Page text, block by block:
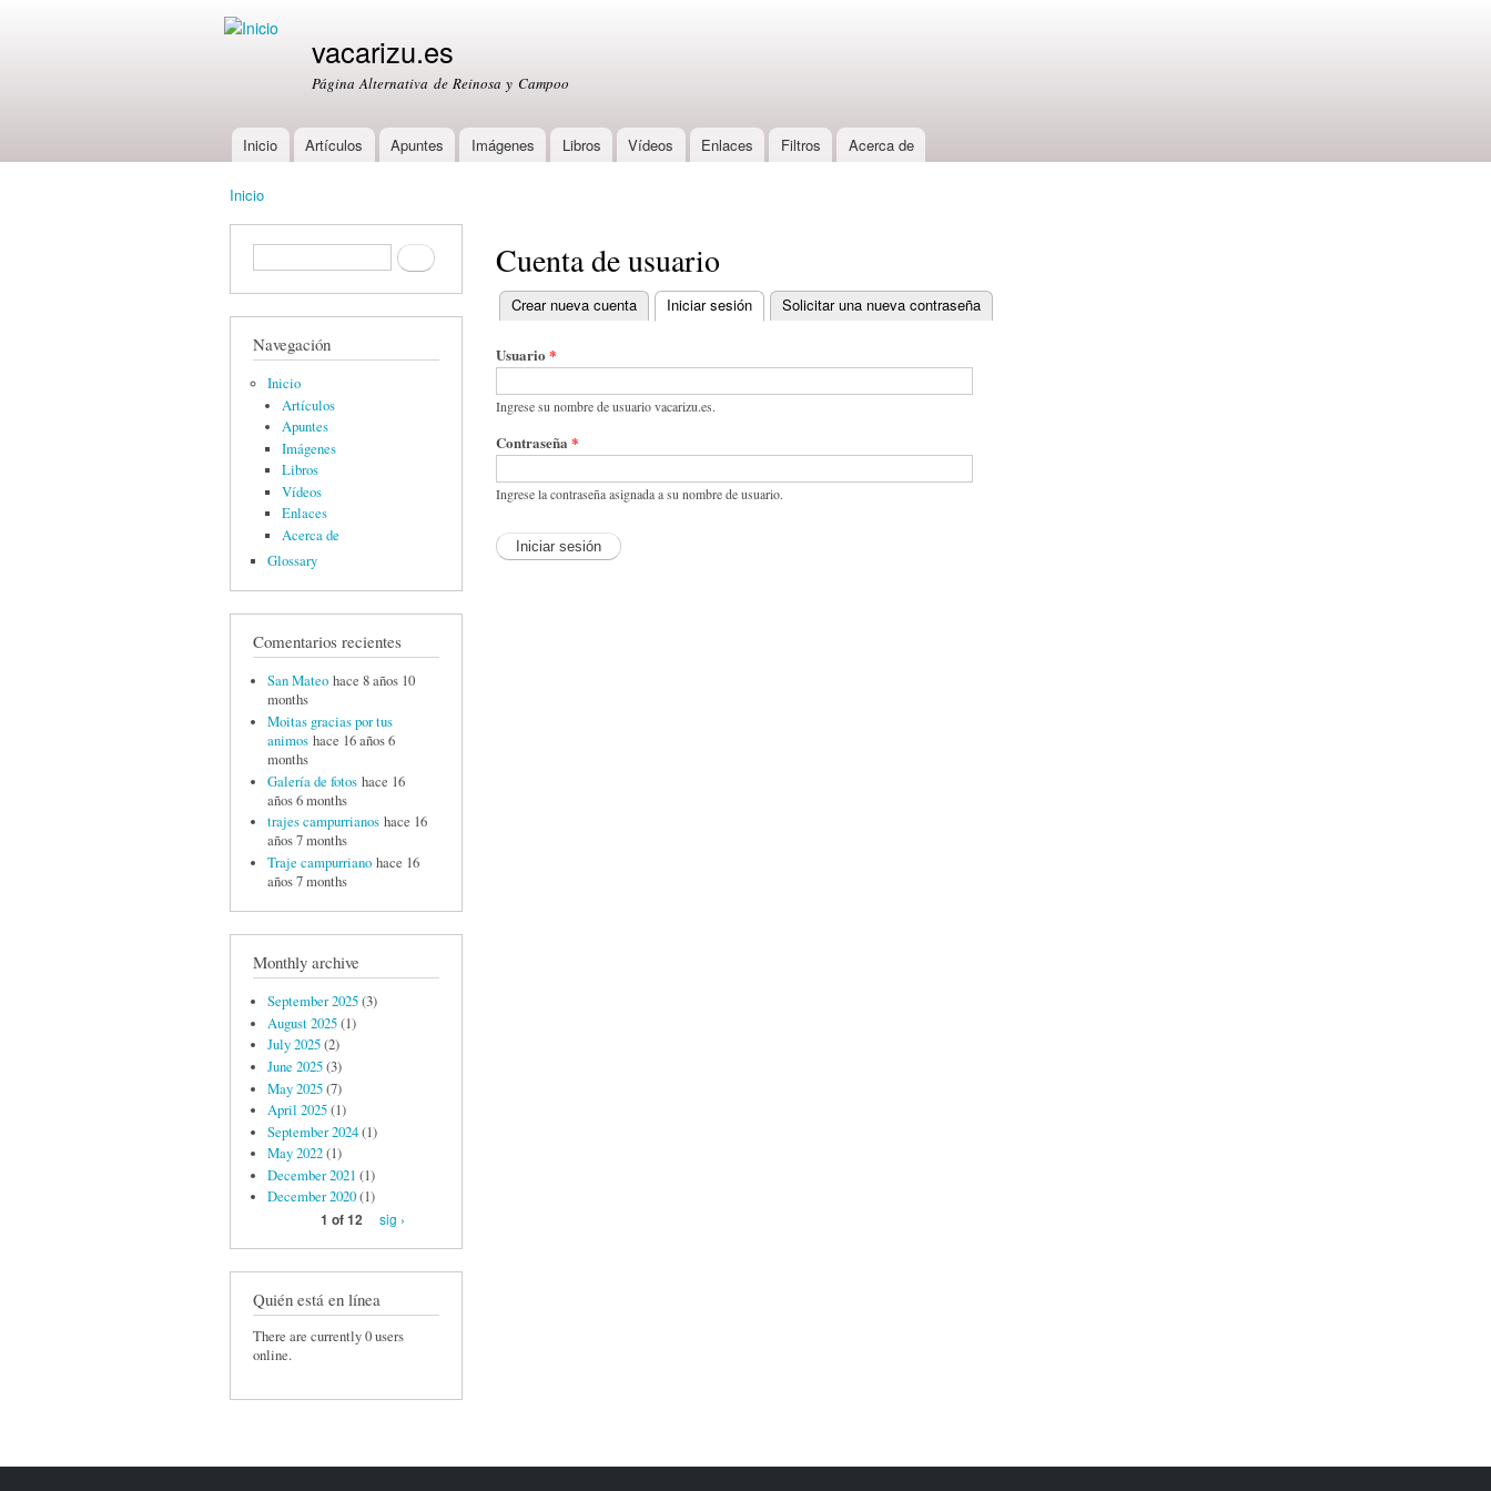
vacarizu.es
Página Alternativa de Reinosa y Campoo
Main menu
Inicio Artículos Apuntes Imágenes Libros Vídeos Enlaces Filtros Acerca de
Inicio
Formulario de búsquedaBuscar
Navegación
Inicio
Artículos
Apuntes
Imágenes
Libros
Vídeos
Enlaces
Acerca de
Glossary
Comentarios recientes
San Mateo hace 8 años 10
months
Moitas gracias por tus
animos hace 16 años 6
months
Galería de fotos hace 16
años 6 months
trajes campurrianos hace 16
años 7 months
Traje campurriano hace 16
años 7 months
Monthly archive
September 2025(3)
August 2025(1)
July 2025(2)
June 2025(3)
May 2025(7)
April 2025(1)
September 2024(1)
May 2022(1)
December 2021 (1)
December 2020(1)
1 of 12
sig ›
Quién está en línea
There are currently 0 users
online.
Cuenta de usuario
Primary tabs
Crear nueva cuenta Iniciar sesión (active tab)
Solicitar una nueva contraseña
Usuario *
Ingrese su nombre de usuario vacarizu.es.
Contraseña *
Ingrese la contraseña asignada a su nombre de usuario.